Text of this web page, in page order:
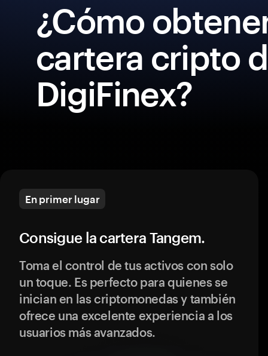
¿Cómo
cartera cripto
DigiFinex?
En primer lugar
Consigue la cartera Tangem.
Toma el control de tus activos con solo
un toque. Es perfecto para quienes se
inician en las criptomonedas y también
ofrece una excelente experiencia a los
usuarios más avanzados.